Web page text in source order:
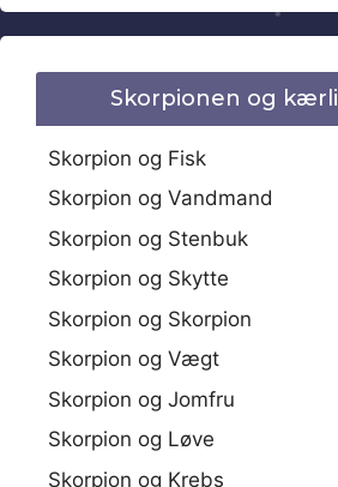
Skorpionen og
Skorpion og Fisk
Skorpion og Vandmand
Skorpion og Stenbuk
Skorpion og Skytte
Skorpion og Skorpion
Skorpion og Vægt
Skorpion og Jomfru
Skorpion og Løve
Skorpion og Krebs